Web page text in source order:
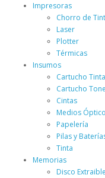
Impresoras
Chorro de
Laser
Plotter
Térmicas
Insumos
Cartucho Tinta
Cartucho
Cintas
Medios
Papelería
Pilas y
Tinta
Memorias
Disco Extraible